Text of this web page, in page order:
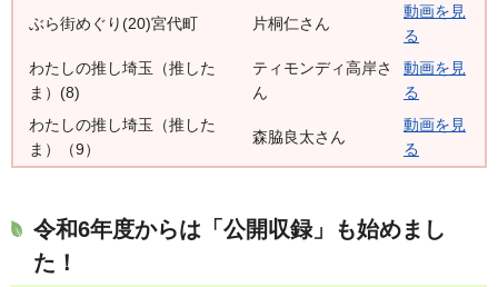
ぶら街めぐり(20)宮代町 片桐仁さん
動画を見
る
わたしの推し埼玉（推した
ま）(8)
ティモンディ高岸さ
ん
動画を見
る
わたしの推し埼玉（推した
ま）（9）
森脇良太さん
動画を見
る
令和6年度からは「公開収録」も始めまし
た！